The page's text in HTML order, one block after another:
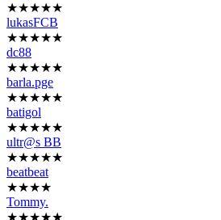
★★★★★
lukasFCB
★★★★★
dc88
★★★★★
barla.pge
★★★★★
batigol
★★★★★
ultr@s BB
★★★★★
beatbeat
★★★★
Tommy.
★★★★★